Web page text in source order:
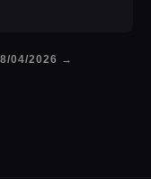
04/2026 →